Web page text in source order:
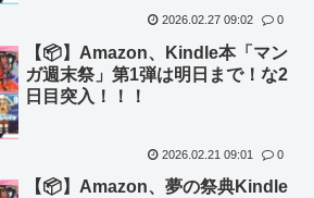
2026.02.27 09:02 0
【📦】Amazon、Kindle本「マン
ガ週末祭」第1弾は明日まで！な2
日目突入！！！
2026.02.21 09:01 0
【📦】Amazon、夢の祭典Kindle